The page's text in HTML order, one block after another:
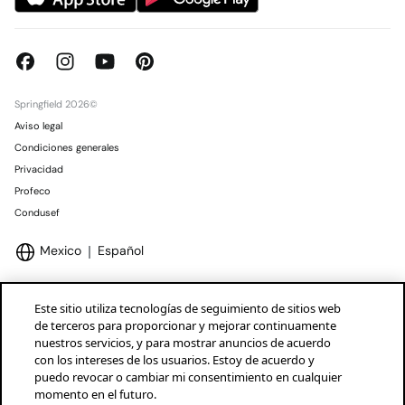
Springfield 2026©
Aviso legal
Condiciones generales
Privacidad
Profeco
Condusef
Mexico Español
Marcas Tendam
Este sitio utiliza tecnologías de seguimiento de sitios web
de terceros para proporcionar y mejorar continuamente
nuestros servicios, y para mostrar anuncios de acuerdo
con los intereses de los usuarios. Estoy de acuerdo y
puedo revocar o cambiar mi consentimiento en cualquier
momento en el futuro.